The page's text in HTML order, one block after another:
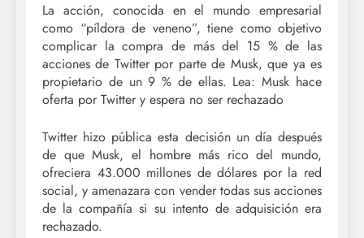
La acción, conocida en el mundo empresarial
como “píldora de veneno”, tiene como objetivo
complicar la compra de más del 15 % de las
acciones de Twitter por parte de Musk, que ya es
propietario de un 9 % de ellas. Lea: Musk hace
oferta por Twitter y espera no ser rechazado
Twitter hizo pública esta decisión un día después
de que Musk, el hombre más rico del mundo,
ofreciera 43.000 millones de dólares por la red
social, y amenazara con vender todas sus acciones
de la compañía si su intento de adquisición era
rechazado.